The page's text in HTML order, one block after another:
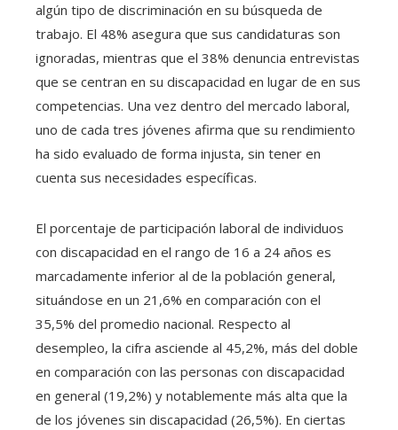
algún tipo de discriminación en su búsqueda de
trabajo. El 48% asegura que sus candidaturas son
ignoradas, mientras que el 38% denuncia entrevistas
que se centran en su discapacidad en lugar de en sus
competencias. Una vez dentro del mercado laboral,
uno de cada tres jóvenes afirma que su rendimiento
ha sido evaluado de forma injusta, sin tener en
cuenta sus necesidades específicas.
El porcentaje de participación laboral de individuos
con discapacidad en el rango de 16 a 24 años es
marcadamente inferior al de la población general,
situándose en un 21,6% en comparación con el
35,5% del promedio nacional. Respecto al
desempleo, la cifra asciende al 45,2%, más del doble
en comparación con las personas con discapacidad
en general (19,2%) y notablemente más alta que la
de los jóvenes sin discapacidad (26,5%). En ciertas